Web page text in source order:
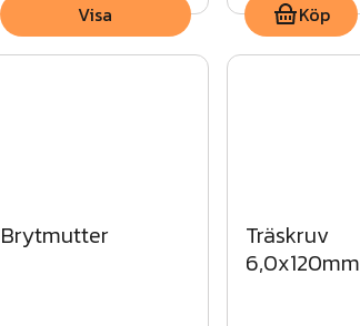
Visa Köp
Brytmutter
Träskruv
6,0x120mm